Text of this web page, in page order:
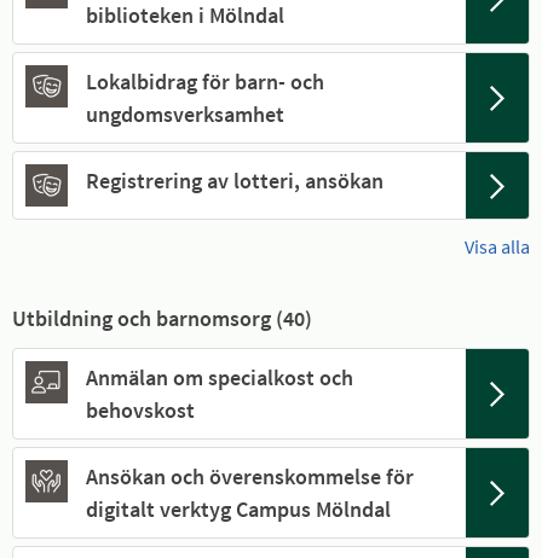
biblioteken i Mölndal
Lokalbidrag för barn- och
ungdomsverksamhet
Registrering av lotteri, ansökan
Visa alla
Utbildning och barnomsorg (40)
Anmälan om specialkost och
behovskost
Ansökan och överenskommelse för
digitalt verktyg Campus Mölndal